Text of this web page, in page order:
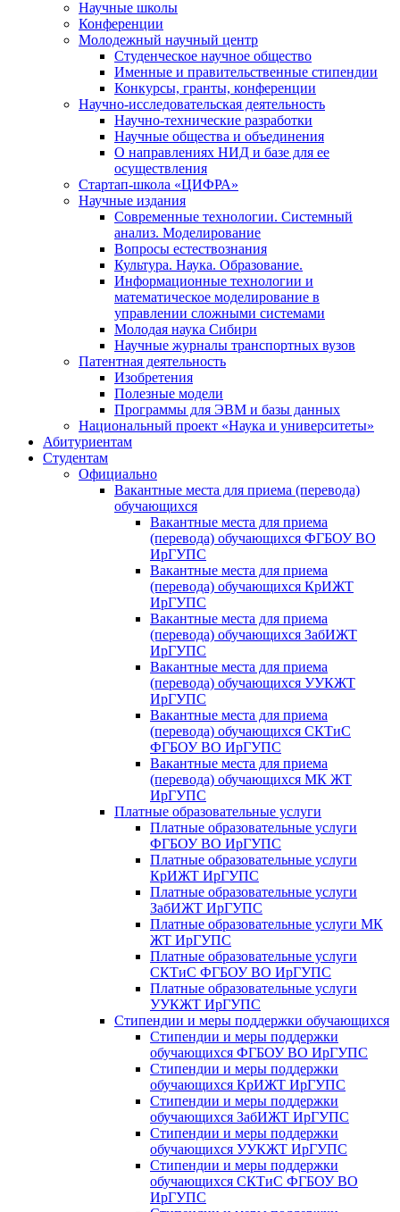
Научные школы
Конференции
Молодежный научный центр
Студенческое научное общество
Именные и правительственные стипендии
Конкурсы, гранты, конференции
Научно-исследовательская деятельность
Научно-технические разработки
Научные общества и объединения
О направлениях НИД и базе для ее
осуществления
Стартап-школа «ЦИФРА»
Научные издания
Современные технологии. Системный
анализ. Моделирование
Вопросы естествознания
Культура. Наука. Образование.
Информационные технологии и
математическое моделирование в
управлении сложными системами
Молодая наука Сибири
Научные журналы транспортных вузов
Патентная деятельность
Изобретения
Полезные модели
Программы для ЭВМ и базы данных
Национальный проект «Наука и университеты»
Абитуриентам
Студентам
Официально
Вакантные места для приема (перевода)
обучающихся
Вакантные места для приема
(перевода) обучающихся ФГБОУ ВО
ИрГУПС
Вакантные места для приема
(перевода) обучающихся КрИЖТ
ИрГУПС
Вакантные места для приема
(перевода) обучающихся ЗабИЖТ
ИрГУПС
Вакантные места для приема
(перевода) обучающихся УУКЖТ
ИрГУПС
Вакантные места для приема
(перевода) обучающихся СКТиС
ФГБОУ ВО ИрГУПС
Вакантные места для приема
(перевода) обучающихся МК ЖТ
ИрГУПС
Платные образовательные услуги
Платные образовательные услуги
ФГБОУ ВО ИрГУПС
Платные образовательные услуги
КрИЖТ ИрГУПС
Платные образовательные услуги
ЗабИЖТ ИрГУПС
Платные образовательные услуги МК
ЖТ ИрГУПС
Платные образовательные услуги
СКТиС ФГБОУ ВО ИрГУПС
Платные образовательные услуги
УУКЖТ ИрГУПС
Стипендии и меры поддержки обучающихся
Стипендии и меры поддержки
обучающихся ФГБОУ ВО ИрГУПС
Стипендии и меры поддержки
обучающихся КрИЖТ ИрГУПС
Стипендии и меры поддержки
обучающихся ЗабИЖТ ИрГУПС
Стипендии и меры поддержки
обучающихся УУКЖТ ИрГУПС
Стипендии и меры поддержки
обучающихся СКТиС ФГБОУ ВО
ИрГУПС